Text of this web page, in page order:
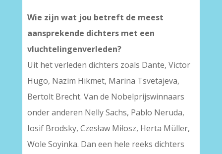
Wie zijn wat jou betreft de meest
aansprekende dichters met een
vluchtelingenverleden?
Uit het verleden dichters zoals Dante, Victor
Hugo, Nazim Hikmet, Marina Tsvetajeva,
Bertolt Brecht. Van de Nobelprijswinnaars
onder anderen Nelly Sachs, Pablo Neruda,
Iosif Brodsky, Czesław Miłosz, Herta Müller,
Wole Soyinka. Dan een hele reeks dichters